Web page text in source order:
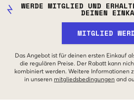
WERDE MITGLIED UND
DEINEN
MITGLIED
Das Angebot ist für deinen ersten Einkauf
die regulären Preise. Der Rabatt kann
kombiniert werden. Weitere Informationen
in unseren mitgliedsbedingungen and